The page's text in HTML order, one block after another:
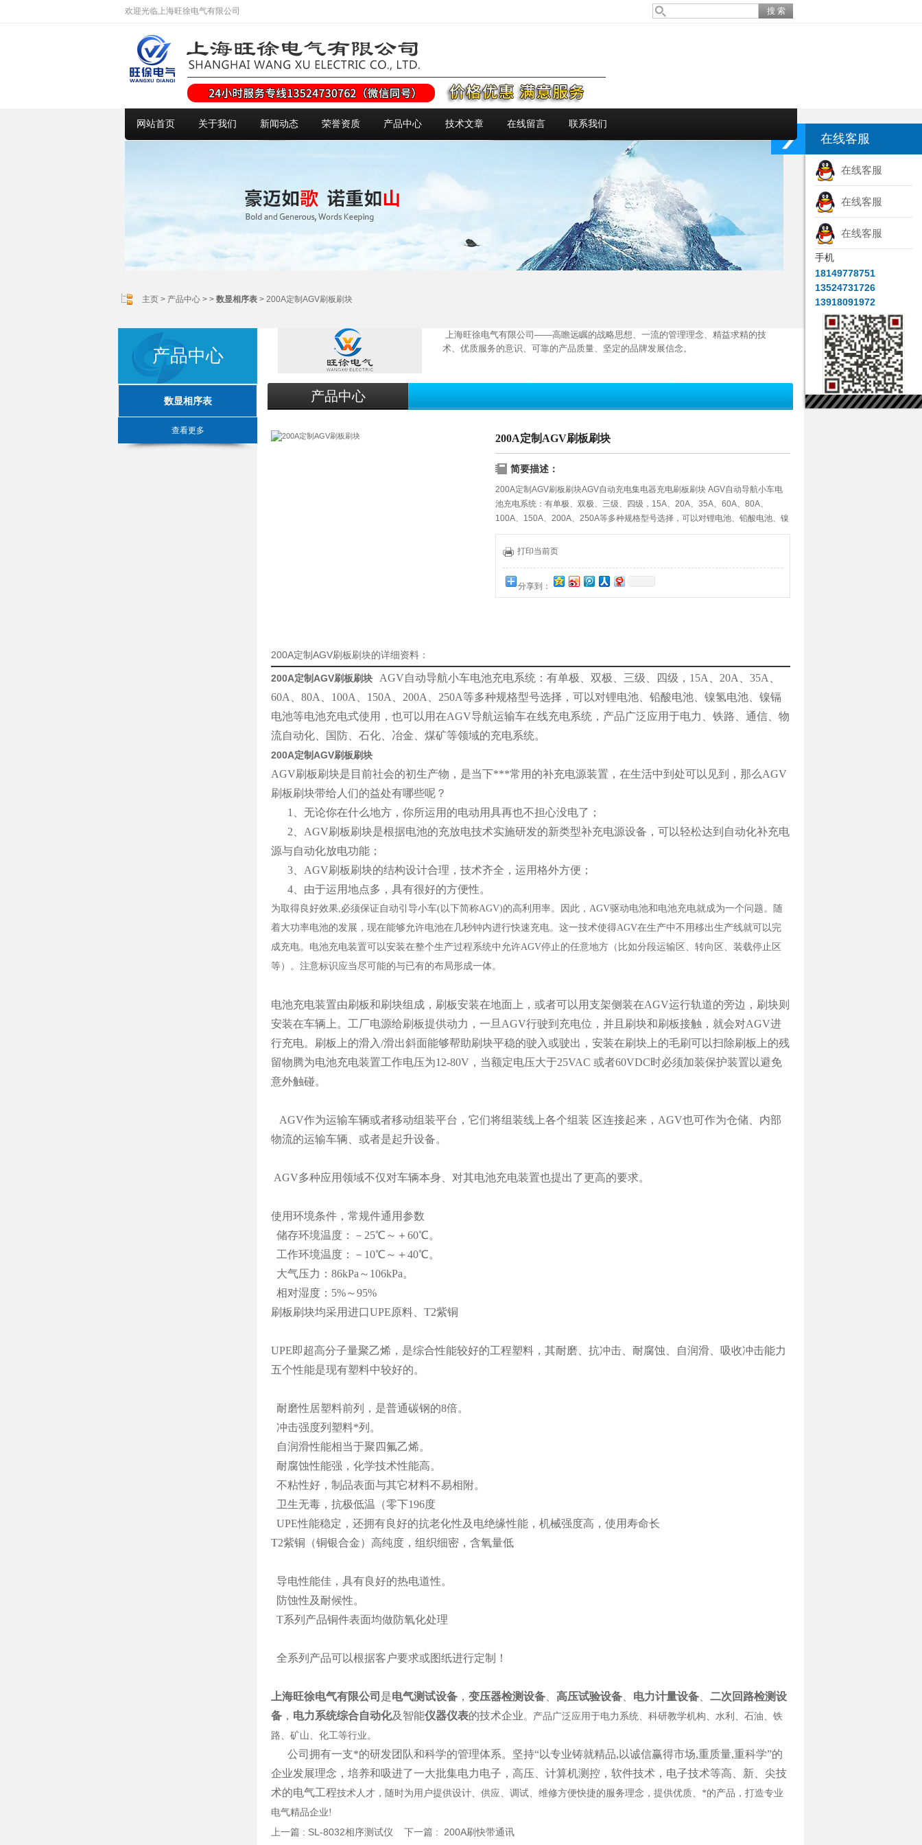
欢迎光临上海旺徐电气有限公司
网站首页 关于我们 新闻动态 荣誉资质 产品中心 技术文章 在线留言 联系我们
主页 > 产品中心 > > 数显相序表 > 200A定制AGV刷板刷块
产品中心
数显相序表
查看更多
上海旺徐电气有限公司——高瞻远瞩的战略思想、一流的管理理念、精益求精的技
术、优质服务的意识、可靠的产品质量、坚定的品牌发展信念。
产品中心
200A定制AGV刷板刷块
简要描述：
200A定制AGV刷板刷块AGV自动充电集电器充电刷板刷块 AGV自动导航小车电
池充电系统：有单极、双极、三级、四级，15A、20A、35A、60A、80A、
100A、150A、200A、250A等多种规格型号选择，可以对锂电池、铅酸电池、镍
氢电池、镍镉电池等电池充电式使用，也可以用在AGV导航运输车在线充电系
统，产品广泛应用于电力、铁路、通信、物流自动化、国防、石化、冶金、煤矿
打印当前页
分享到：
200A定制AGV刷板刷块的详细资料：
200A定制AGV刷板刷块
AGV自动导航小车电池充电系统：有单极、双极、三级、四级，15A、20A、35A、
60A、80A、100A、150A、200A、250A等多种规格型号选择，可以对锂电池、铅酸电池、镍氢电池、镍镉
电池等电池充电式使用，也可以用在AGV导航运输车在线充电系统，产品广泛应用于电力、铁路、通信、物
流自动化、国防、石化、冶金、煤矿等领域的充电系统。
200A定制AGV刷板刷块
AGV刷板刷块是目前社会的初生产物，是当下***常用的补充电源装置，在生活中到处可以见到，那么AGV
刷板刷块带给人们的益处有哪些呢？
1、无论你在什么地方，你所运用的电动用具再也不担心没电了；
2、AGV刷板刷块是根据电池的充放电技术实施研发的新类型补充电源设备，可以轻松达到自动化补充电
源与自动化放电功能；
3、AGV刷板刷块的结构设计合理，技术齐全，运用格外方便；
4、由于运用地点多，具有很好的方便性。
为取得良好效果,必须保证自动引导小车(以下简称AGV)的高利用率。因此，AGV驱动电池和电池充电就成为一个问题。随
着大功率电池的发展，现在能够允许电池在几秒钟内进行快速充电。这一技术使得AGV在生产中不用移出生产线就可以完
成充电。电池充电装置可以安装在整个生产过程系统中允许AGV停止的任意地方（比如分段运输区、转向区、装载停止区
等）。注意标识应当尽可能的与已有的布局形成一体。
电池充电装置由刷板和刷块组成，刷板安装在地面上，或者可以用支架侧装在AGV运行轨道的旁边，刷块则
安装在车辆上。工厂电源给刷板提供动力，一旦AGV行驶到充电位，并且刷块和刷板接触，就会对AGV进
行充电。刷板上的滑入/滑出斜面能够帮助刷块平稳的驶入或驶出，安装在刷块上的毛刷可以扫除刷板上的残
留物腾为电池充电装置工作电压为12-80V，当额定电压大于25VAC 或者60VDC时必须加装保护装置以避免
意外触碰。
AGV作为运输车辆或者移动组装平台，它们将组装线上各个组装 区连接起来，AGV也可作为仓储、内部
物流的运输车辆、或者是起升设备。
AGV多种应用领域不仅对车辆本身、对其电池充电装置也提出了更高的要求。
使用环境条件，常规件通用参数
储存环境温度：－25℃～＋60℃。
工作环境温度：－10℃～＋40℃。
大气压力：86kPa～106kPa。
相对湿度：5%～95%
刷板刷块均采用进口UPE原料、T2紫铜
UPE即超高分子量聚乙烯，是综合性能较好的工程塑料，其耐磨、抗冲击、耐腐蚀、自润滑、吸收冲击能力
五个性能是现有塑料中较好的。
耐磨性居塑料前列，是普通碳钢的8倍。
冲击强度列塑料*列。
自润滑性能相当于聚四氟乙烯。
耐腐蚀性能强，化学技术性能高。
不粘性好，制品表面与其它材料不易相附。
卫生无毒，抗极低温（零下196度
UPE性能稳定，还拥有良好的抗老化性及电绝缘性能，机械强度高，使用寿命长
T2紫铜（铜银合金）高纯度，组织细密，含氧量低
导电性能佳，具有良好的热电道性。
防蚀性及耐候性。
T系列产品铜件表面均做防氧化处理
全系列产品可以根据客户要求或图纸进行定制！
上海旺徐电气有限公司 是电气测试设备 ， 变压器检测设备 高压试验设备 电力计量设备
二次回路检测设
备 ， 电力系统综合自动化及智能仪器仪表的技术企业。产品广泛应用于电力系统、科研教学机构、水利、石油、铁
路、矿山、化工等行业。
公司拥有一支*的研发团队和科学的管理体系。坚持“以专业铸就精品,以诚信赢得市场,重质量,重科学”的
企业发展理念，培养和吸进了一大批集电力电子，高压、计算机测控，软件技术，电子技术等高、新、尖技
术的电气工程技术人才，随时为用户提供设计、供应、调试、维修方便快捷的服务理念，提供优质、*的产品，打造专业
电气精品企业!
上一篇 : SL-8032相序测试仪 下一篇 : 200A刷快带通讯
在线客服
在线客服
在线客服
在线客服
手机
18149778751
13524731726
13918091972